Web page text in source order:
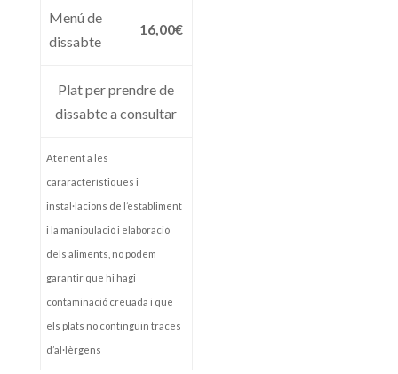
Menú de
dissabte
16,00€
Plat per prendre de
dissabte a consultar
Atenent a les
cararacterístiques i
instal·lacions de l’establiment
i la manipulació i elaboració
dels aliments, no podem
garantir que hi hagi
contaminació creuada i que
els plats no continguin traces
d’al·lèrgens